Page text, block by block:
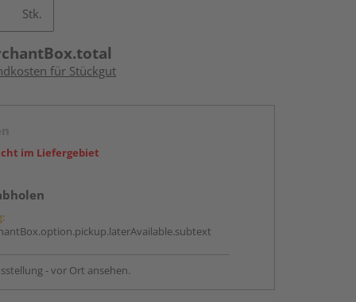
Stk.
für Stückgut
im Liefergebiet
- vor Ort ansehen.